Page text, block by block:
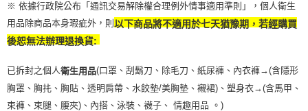
５．嚴禁一人註冊多個帳號或使用他人資訊註冊。若發現惡意使用之情形，
恩沛科技股份有限公司將有權停止該用戶之使用額度並採取法律行動。
每筆NT$80，滿NT$290(含以上)免運費
※ 依據行政院公布「通訊交易解除權合理例外情事適用準則」，個人衛生
用品除商品本身瑕疵外，則以下商品將不適用於七天猶豫期，若經購買
後恕無法辦理退換貨:
已拆封之個人衛生用品(口罩、刮鬍刀、除毛刀、紙尿褲、內衣褲→(含隱形
胸罩、胸扥、胸貼、透明肩帶、水餃墊/美胸墊、襯裙)、塑身衣→(含馬甲、
束褲、束腿、腰夾) 、內搭、泳裝、襪子、 情趣用品 。)